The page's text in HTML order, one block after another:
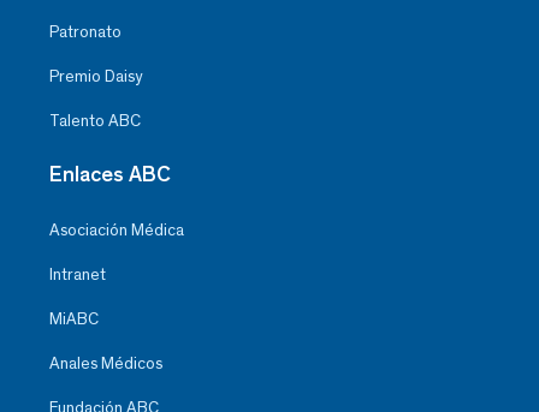
Patronato
Premio Daisy
Talento ABC
Enlaces ABC
Asociación Médica
Intranet
MiABC
Anales Médicos